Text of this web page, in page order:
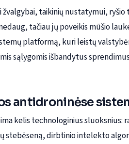
taikinių nustatymui, ryšio
tačiau jų poveikis mūšio
platformą, kuri leistų
sąlygomis išbandytus
antidroninėse
kelis technologinius sluoksnius:
stebėseną, dirbtinio intelekto